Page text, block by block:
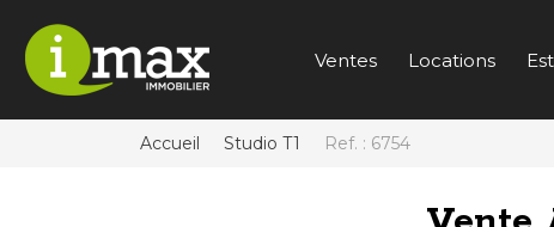
Ventes Locations
Accueil Studio T1 Ref. : 6754